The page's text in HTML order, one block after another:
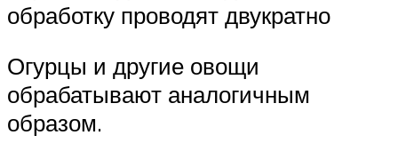
обработку проводят двукратно
Огурцы и другие овощи
обрабатывают аналогичным
образом.